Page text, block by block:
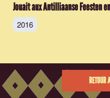
Jouait aux Antilliaanse Feesten en
2016
RETOUR